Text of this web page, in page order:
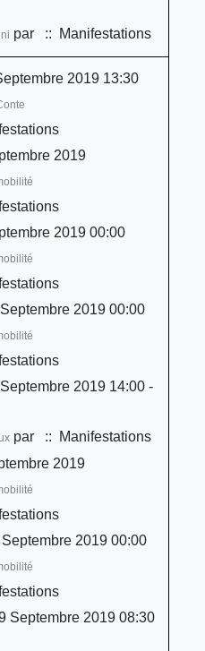
par :: Manifestations
2019 13:30
2019
2019 00:00
2019 00:00
2019 14:00 -
par
:: Manifestations
2019
2019 00:00
Septembre 2019 08:30